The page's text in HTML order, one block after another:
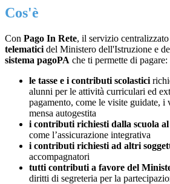
Cos'è
Con Pago In Rete, il servizio centralizzato
telematici del Ministero dell'Istruzione e
sistema pagoPA che ti permette di pagare:
le tasse e i contributi scolastici
alunni per le attività curriculari ed
pagamento, come le visite guidate, i
mensa autogestita
i contributi richiesti dalla scuola al
come l’assicurazione integrativa
i contributi richiesti ad altri
accompagnatori
tutti contributi a favore del
diritti di segreteria per la